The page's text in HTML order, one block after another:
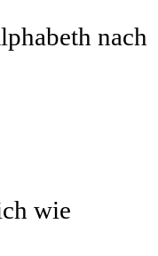
nach
wie